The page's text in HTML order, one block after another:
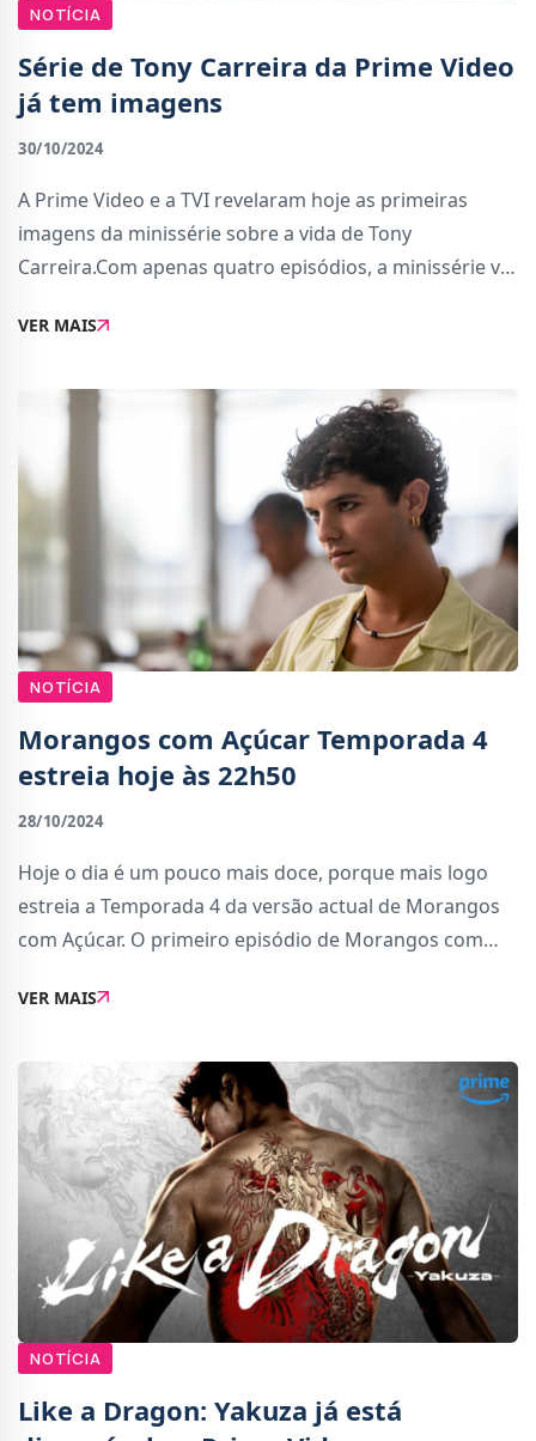
NOTÍCIA
Série de Tony Carreira da Prime Video
já tem imagens
30/10/2024
A Prime Video e a TVI revelaram hoje as primeiras
imagens da minissérie sobre a vida de Tony
Carreira.Com apenas quatro episódios, a minissérie vai
procura pelo sucesso, até à fase que se consagr
VER MAIS
NOTÍCIA
Morangos com Açúcar Temporada 4
estreia hoje às 22h50
28/10/2024
Hoje o dia é um pouco mais doce, porque mais logo
estreia a Temporada 4 da versão actual de Morangos
com Açúcar. O primeiro episódio de Morangos com
estreia imediata do episódio também na P
VER MAIS
NOTÍCIA
Like a Dragon: Yakuza já está